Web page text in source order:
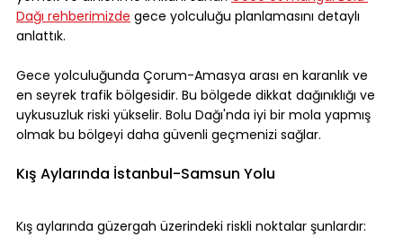
Dağı rehberimizde gece yolculuğu planlamasını detaylı
anlattık.
Gece yolculuğunda Çorum-Amasya arası en karanlık ve
en seyrek trafik bölgesidir. Bu bölgede dikkat dağınıklığı ve
uykusuzluk riski yükselir. Bolu Dağı'nda iyi bir mola yapmış
olmak bu bölgeyi daha güvenli geçmenizi sağlar.
Kış Aylarında İstanbul-Samsun Yolu
Kış aylarında güzergah üzerindeki riskli noktalar şunlardır: